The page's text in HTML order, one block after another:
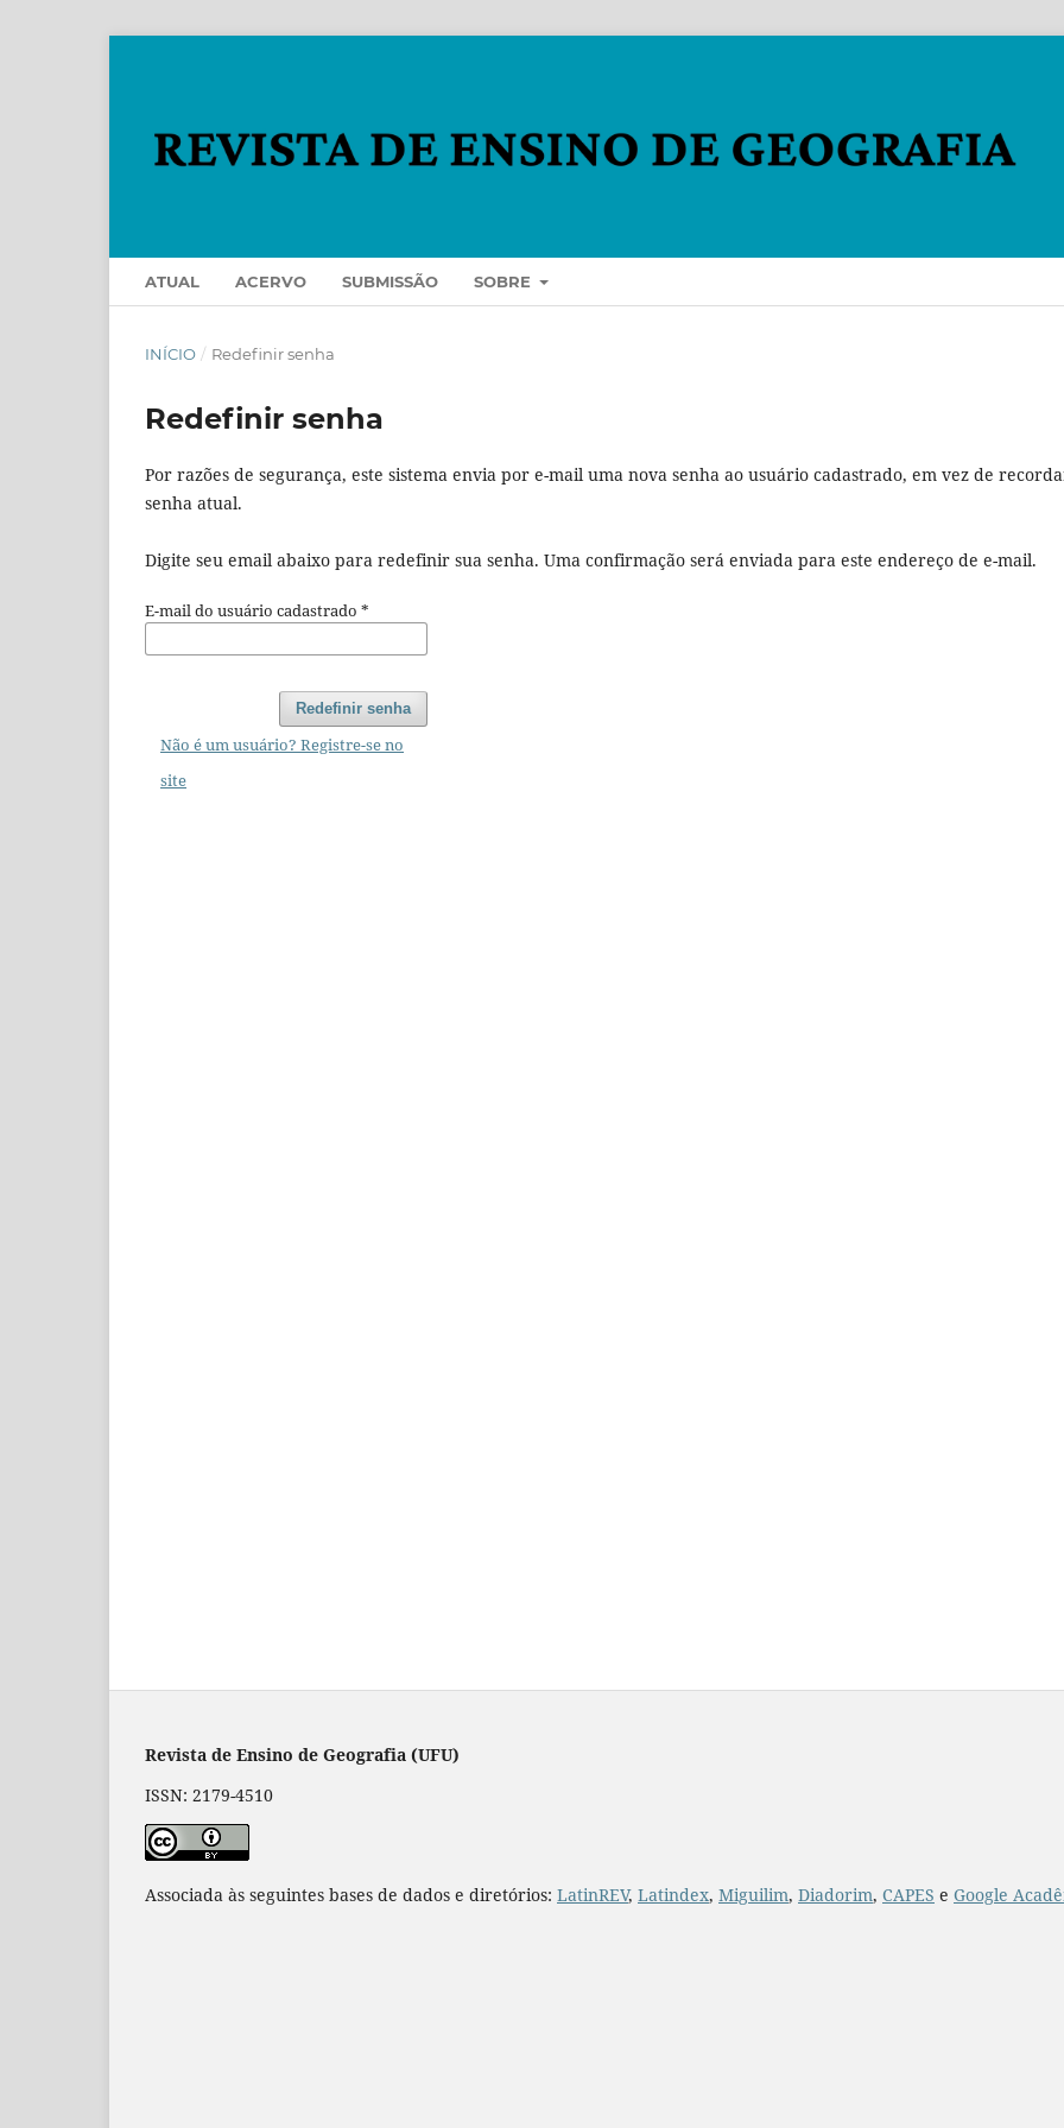
ATUAL ACERVO SUBMISSÃO SOBRE
INÍCIO / Redefinir senha
Redefinir senha
Por razões de segurança, este sistema envia por e-mail uma nova senha ao usuário cadastrado, em vez de
senha atual.
Digite seu email abaixo para redefinir sua senha. Uma confirmação será enviada para este endereço de e-mail.
E-mail do usuário cadastrado *
Redefinir senha
Não é um usuário? Registre-se no
site
Revista de Ensino de Geografia (UFU)
ISSN: 2179-4510
Associada às seguintes bases de dados e diretórios: LatinREV, Latindex, Miguilim, Diadorim, CAPES e Google